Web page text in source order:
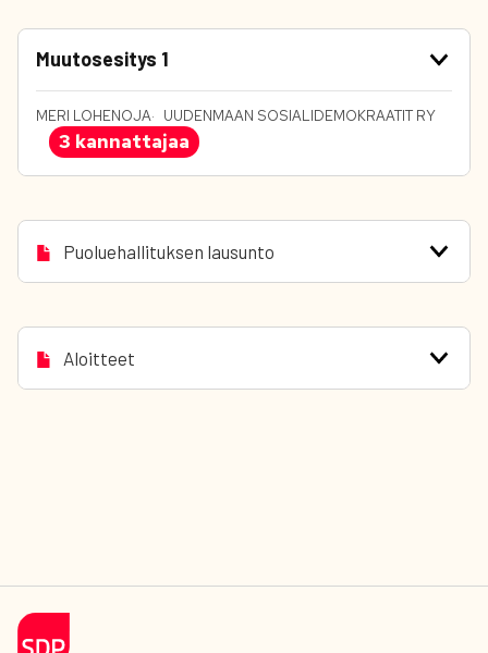
Muutosesitys 1
MERI LOHENOJA UUDENMAAN SOSIALIDEMOKRAATIT RY
3 kannattajaa
Puoluehallituksen lausunto
Aloitteet